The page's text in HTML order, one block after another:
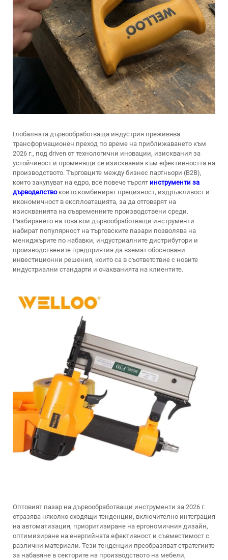
Глобалната дървообработваща индустрия преживява
трансформационен преход по време на приближаването към
2026 г., под driven от технологични иновации, изисквания за
устойчивост и променящи се изисквания към ефективността на
производството. Търговците между бизнес партньори (B2B),
които закупуват на едро, все повече търсят инструменти за
дърводелство които комбинират прецизност, издръжливост и
икономичност в експлоатацията, за да отговарят на
изискванията на съвременните производствени среди.
Разбирането на това кои дървообработващи инструменти
набират популярност на търговските пазари позволява на
мениджърите по набавки, индустриалните дистрибутори и
производствените предприятия да вземат обосновани
инвестиционни решения, които са в съответствие с новите
индустриални стандарти и очакванията на клиентите.
Оптовият пазар на дървообработващи инструменти за 2026 г.
отразява няколко сходящи тенденции, включително интеграция
на автоматизация, приоритизиране на ергономичния дизайн,
оптимизиране на енергийната ефективност и съвместимост с
различни материали. Тези тенденции преобразяват стратегиите
за набавяне в секторите на производството на мебели,